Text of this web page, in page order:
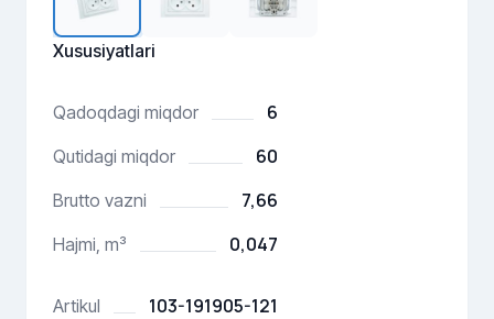
Xususiyatlari
Qadoqdagi miqdor 6
Qutidagi miqdor 60
Brutto vazni 7,66
Hajmi, m³ 0,047
Artikul 103-191905-121